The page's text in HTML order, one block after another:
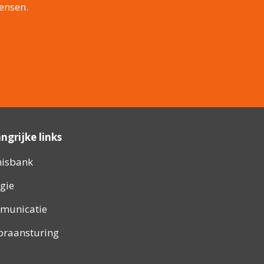
links